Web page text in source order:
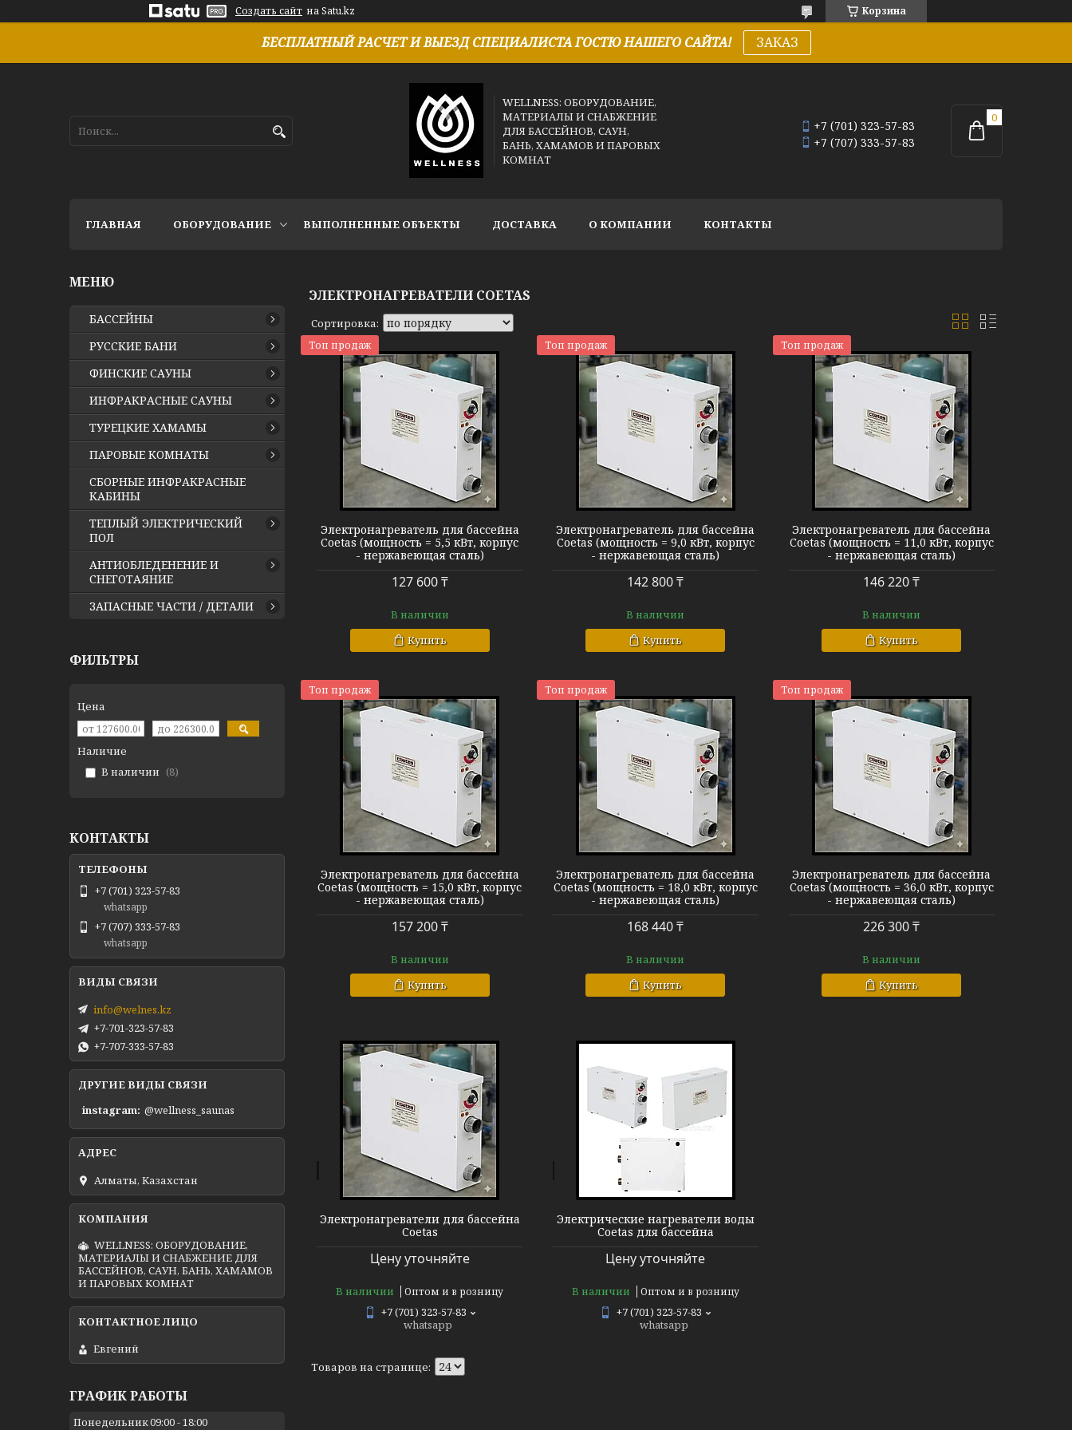
Создать сайт на Satu.kz Корзина
БЕСПЛАТНЫЙ РАСЧЕТ И ВЫЕЗД СПЕЦИАЛИСТА ГОСТЮ НАШЕГО САЙТА! ЗАКАЗ
WELLNESS: ОБОРУДОВАНИЕ,
МАТЕРИАЛЫ И СНАБЖЕНИЕ
ДЛЯ БАССЕЙНОВ, САУН,
БАНЬ, ХАМАМОВ И ПАРОВЫХ
КОМНАТ
+7 (701) 323-57-83
+7 (707) 333-57-83
ГЛАВНАЯ ОБОРУДОВАНИЕ ВЫПОЛНЕННЫЕ ОБЪЕКТЫ ДОСТАВКА О КОМПАНИИ КОНТАКТЫ
ЭЛЕКТРОНАГРЕВАТЕЛИ COETAS
Топ продаж
Нагреватель Coetas
Электронагреватель для бассейна
Coetas (мощность = 5,5 кВт, корпус
- нержавеющая сталь)
127 600 ₸
В наличии
Купить
Топ продаж
Нагреватель Coetas
Электронагреватель для бассейна
Coetas (мощность = 9,0 кВт, корпус
- нержавеющая сталь)
142 800 ₸
В наличии
Купить
Топ продаж
Нагреватель Coetas
Электронагреватель для бассейна
Coetas (мощность = 11,0 кВт, корпус
- нержавеющая сталь)
146 220 ₸
В наличии
Купить
Топ продаж
Электронагреватель для бассейна
Coetas (мощность = 15,0 кВт, корпус
- нержавеющая сталь)
157 200 ₸
В наличии
Купить
Топ продаж
Нагреватель Coetas
Электронагреватель для бассейна
Coetas (мощность = 18,0 кВт, корпус
- нержавеющая сталь)
168 440 ₸
В наличии
Купить
Топ продаж
Нагреватель Coetas
Электронагреватель для бассейна
Coetas (мощность = 36,0 кВт, корпус
- нержавеющая сталь)
226 300 ₸
В наличии
Купить
Электронагреватели для бассейна
Coetas
Цену уточняйте
В наличии Оптом и в розницу
+7 (701) 323-57-83
whatsapp
Электронагреватель Coetas
Электрические нагреватели воды
Coetas для бассейна
Цену уточняйте
В наличии Оптом и в розницу
+7 (701) 323-57-83
whatsapp
БАССЕЙНЫ
РУССКИЕ БАНИ
ФИНСКИЕ САУНЫ
ИНФРАКРАСНЫЕ САУНЫ
ТУРЕЦКИЕ ХАМАМЫ
ПАРОВЫЕ КОМНАТЫ
СБОРНЫЕ ИНФРАКРАСНЫЕ
КАБИНЫ
ТЕПЛЫЙ ЭЛЕКТРИЧЕСКИЙ
ПОЛ
АНТИОБЛЕДЕНЕНИЕ И
СНЕГОТАЯНИЕ
ЗАПАСНЫЕ ЧАСТИ / ДЕТАЛИ
ФИЛЬТРЫ
Цена
Наличие
В наличии
8
КОНТАКТЫ
+7 (701) 323-57-83
whatsapp
+7 (707) 333-57-83
whatsapp
info@welnes.kz
+7-701-323-57-83
+7-707-333-57-83
ДРУГИЕ ВИДЫ СВЯЗИ
instagram @wellness_saunas
Алматы, Казахстан
WELLNESS: ОБОРУДОВАНИЕ,
МАТЕРИАЛЫ И СНАБЖЕНИЕ ДЛЯ
БАССЕЙНОВ, САУН, БАНЬ, ХАМАМОВ
И ПАРОВЫХ КОМНАТ
Евгений
ГРАФИК РАБОТЫ
Понедельник09:00 18:00